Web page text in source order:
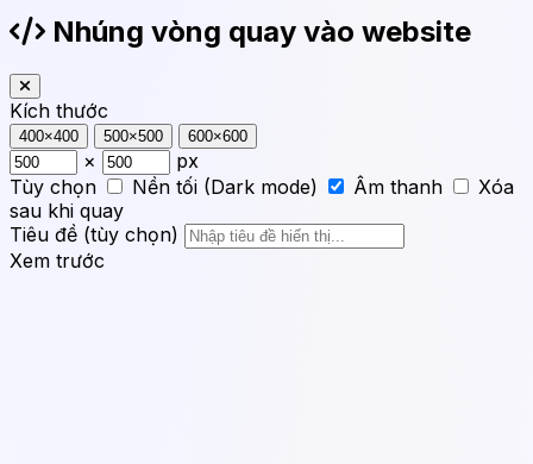
Nhúng vòng quay vào website
Kích thước
400×400 500×500 600×600
×
px
Tùy chọn
Nền tối (Dark mode) Âm thanh
Xóa
sau khi quay
Tiêu đề (tùy chọn)
Xem trước